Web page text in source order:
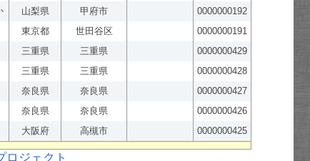
山梨県 甲府市
0000000192
東京都 世田谷区
0000000191
三重県 三重県
0000000429
三重県 三重県
0000000428
奈良県 奈良県
0000000427
奈良県 奈良県
0000000426
大阪府 高槻市 0000000425